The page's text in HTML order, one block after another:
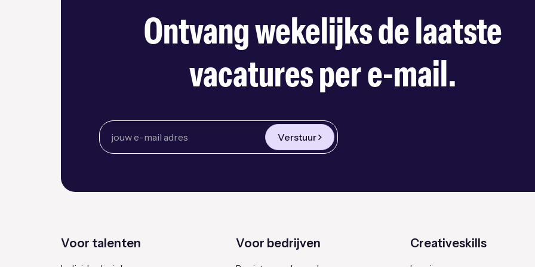
Ontvang wekelijks de laatste
vacatures per e-mail.
Verstuur
Voor talenten Voor bedrijven Creativeskills